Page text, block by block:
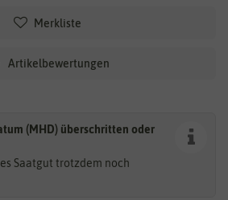
Merkliste
Artikelbewertungen
(MHD) überschritten oder
Saatgut trotzdem noch